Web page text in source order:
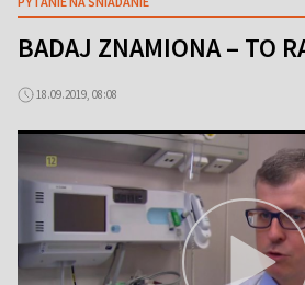
BADAJ ZNAMIONA – TO
18.09.2019, 08:08